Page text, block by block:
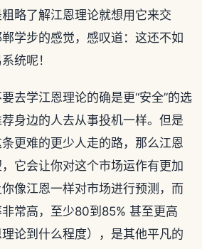
略了解江恩理论就想用它来交
学步的感觉，感叹道：这还不如
统呢！
去学江恩理论的确是更“安全”的选
身边的人去从事投机一样。但是
更难的更少人走的路，那么江恩
它会让你对这个市场运作有更加
像江恩一样对市场进行预测，而
常高，至少80到85% 甚至更高
理论到什么程度），是其他平凡的